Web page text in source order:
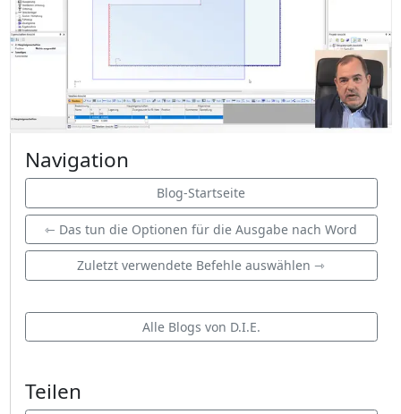
Navigation
Blog-Startseite
⇽ Das tun die Optionen für die Ausgabe nach Word
Zuletzt verwendete Befehle auswählen ⇾
Alle Blogs von D.I.E.
Teilen